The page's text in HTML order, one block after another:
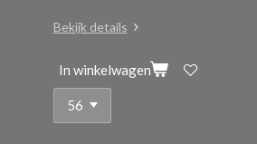
Bekijk details
In winkelwagen